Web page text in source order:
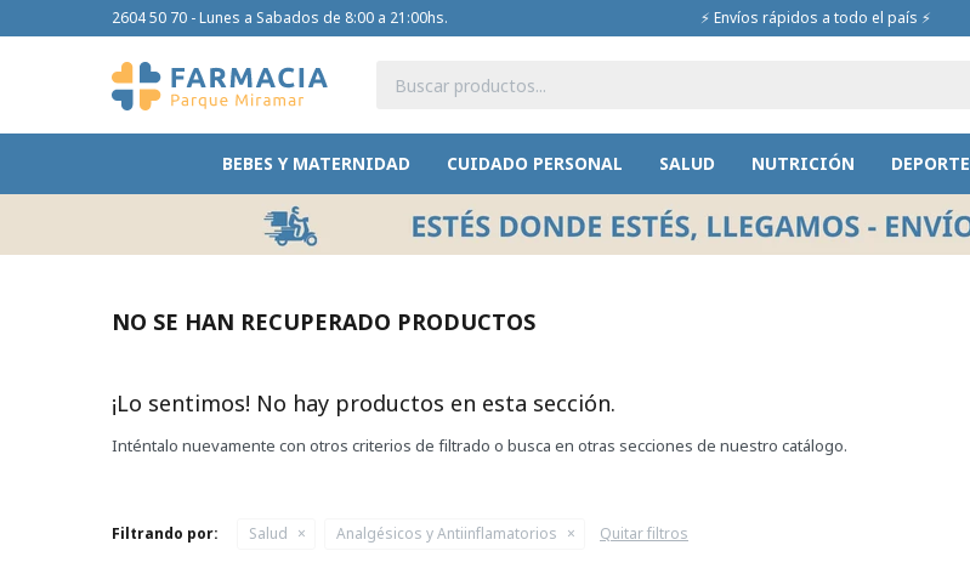
BEBES Y MATERNIDAD CUIDADO PERSONAL SALUD NUTRICIÓN DEPORTE
2604 50 70 - Lunes a Sabados de 8:00 a 21:00hs. ⚡ Envíos rápidos a todo el país ⚡
NO SE HAN RECUPERADO PRODUCTOS
¡Lo sentimos! No hay productos en esta sección.
Inténtalo nuevamente con otros criterios de filtrado o busca en otras secciones de nuestro catálogo.
Filtrando por: Salud Analgésicos y Antiinflamatorios Quitar filtros